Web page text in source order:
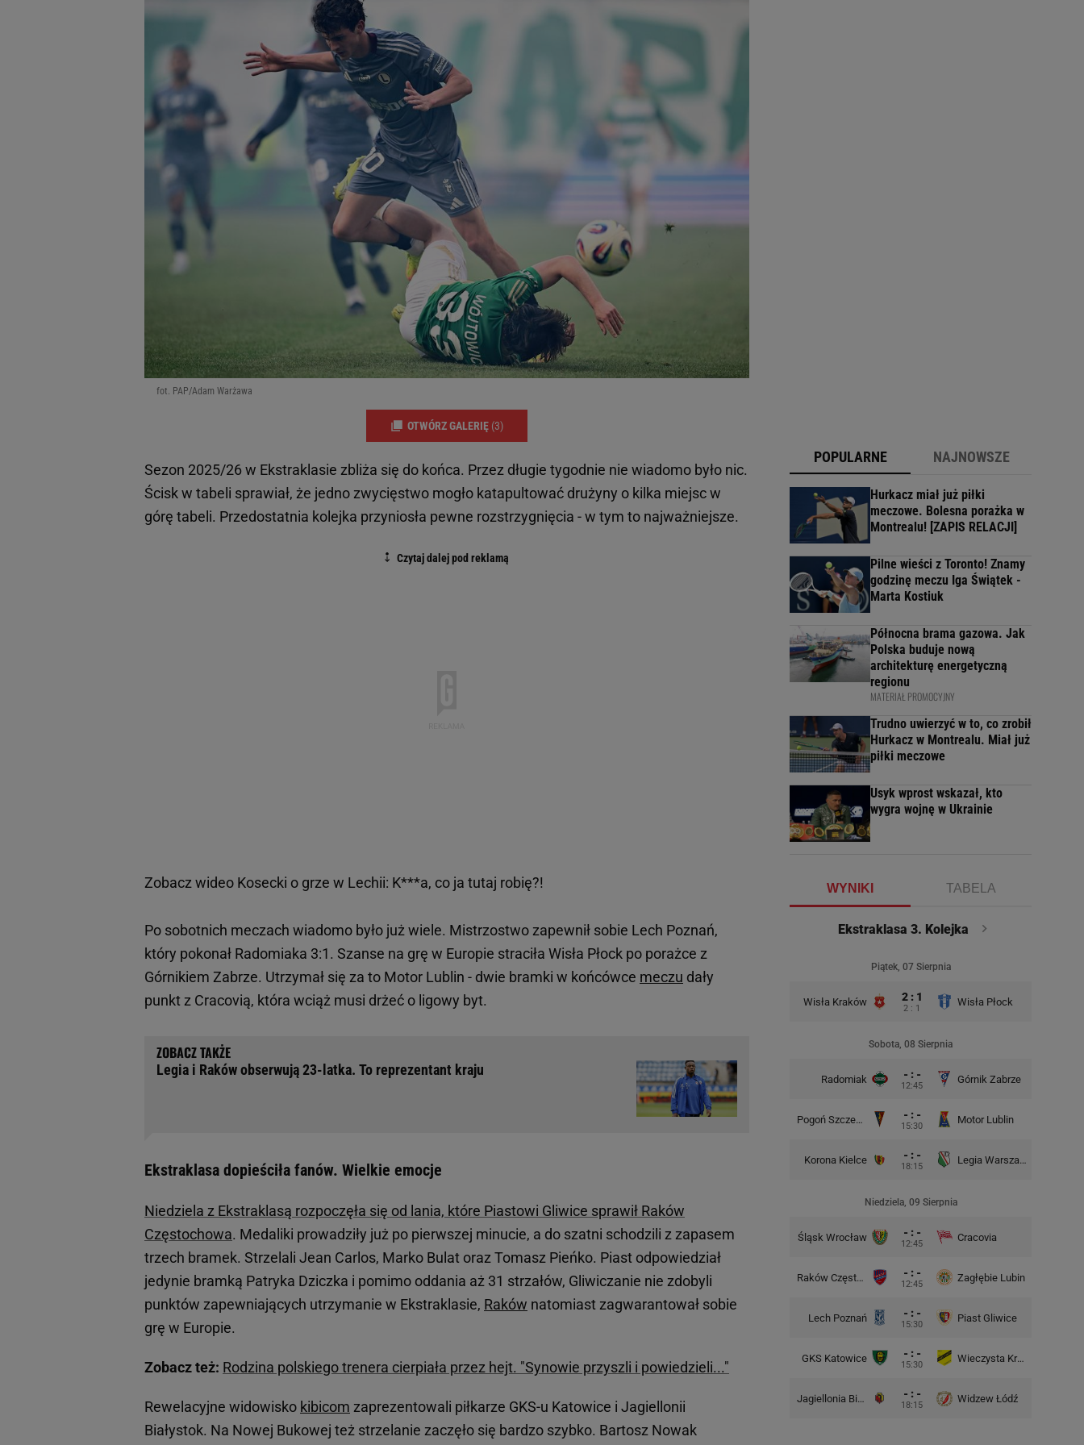
fot. PAP/Adam Warżawa
OTWÓRZ GALERIĘ (3)
Sezon 2025/26 w Ekstraklasie zbliża się do końca. Przez długie tygodnie nie wiadomo było nic.
Ścisk w tabeli sprawiał, że jedno zwycięstwo mogło katapultować drużyny o kilka miejsc w
górę tabeli. Przedostatnia kolejka przyniosła pewne rozstrzygnięcia - w tym to najważniejsze.
Zobacz wideo Kosecki o grze w Lechii: K***a, co ja tutaj robię?!
Po sobotnich meczach wiadomo było już wiele. Mistrzostwo zapewnił sobie Lech Poznań,
który pokonał Radomiaka 3:1. Szanse na grę w Europie straciła Wisła Płock po porażce z
Górnikiem Zabrze. Utrzymał się za to Motor Lublin - dwie bramki w końcówce meczu dały
punkt z Cracovią, która wciąż musi drżeć o ligowy byt.
Legia i Raków obserwują 23-latka. To reprezentant kraju
Ekstraklasa dopieściła fanów. Wielkie emocje
Niedziela z Ekstraklasą rozpoczęła się od lania, które Piastowi Gliwice sprawił Raków
Częstochowa. Medaliki prowadziły już po pierwszej minucie, a do szatni schodzili z zapasem
trzech bramek. Strzelali Jean Carlos, Marko Bulat oraz Tomasz Pieńko. Piast odpowiedział
jedynie bramką Patryka Dziczka i pomimo oddania aż 31 strzałów, Gliwiczanie nie zdobyli
punktów zapewniających utrzymanie w Ekstraklasie, Raków natomiast zagwarantował sobie
grę w Europie.
Zobacz też: Rodzina polskiego trenera cierpiała przez hejt. "Synowie przyszli i powiedzieli..."
Rewelacyjne widowisko kibicom zaprezentowali piłkarze GKS-u Katowice i Jagiellonii
Białystok. Na Nowej Bukowej też strzelanie zaczęło się bardzo szybko. Bartosz Nowak
POPULARNE NAJNOWSZE
Hurkacz miał już piłki
meczowe. Bolesna porażka w
Montrealu! [ZAPIS RELACJI]
Pilne wieści z Toronto! Znamy
godzinę meczu Iga Świątek -
Marta Kostiuk
Północna brama gazowa. Jak
Polska buduje nową
architekturę energetyczną
regionu
MATERIAŁ PROMOCYJNY
Trudno uwierzyć w to, co zrobił
Hurkacz w Montrealu. Miał już
piłki meczowe
Usyk wprost wskazał, kto
wygra wojnę w Ukrainie
WYNIKI TABELA
Ekstraklasa 3. Kolejka
Piątek, 07 Sierpnia
Wisła Kraków 2 : 1
2 : 1
Wisła Płock
Sobota, 08 Sierpnia
Radomiak - : -
12:45
Górnik Zabrze
Pogoń Szczecin - : -
15:30
Motor Lublin
Korona Kielce - : -
18:15
Legia Warszawa
Niedziela, 09 Sierpnia
Śląsk Wrocław - : -
12:45
Cracovia
Raków Częstochowa - : -
12:45
Zagłębie Lubin
Lech Poznań - : -
15:30
Piast Gliwice
GKS Katowice - : -
15:30
Wieczysta Kraków
Jagiellonia Białystok - : -
18:15
Widzew Łódź